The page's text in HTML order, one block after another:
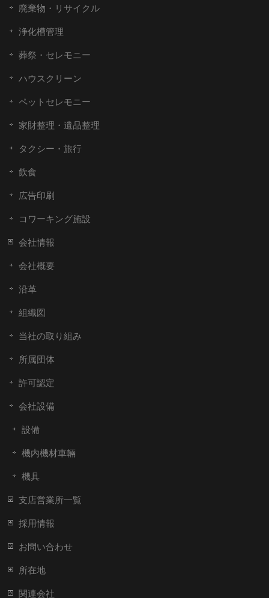
廃棄物・リサイクル
浄化槽管理
葬祭・セレモニー
ハウスクリーン
ペットセレモニー
家財整理・遺品整理
タクシー・旅行
飲食
広告印刷
コワーキング施設
会社情報
会社概要
沿革
組織図
当社の取り組み
所属団体
許可認定
会社設備
設備
機内機材車輛
機具
支店営業所一覧
採用情報
お問い合わせ
所在地
関連会社